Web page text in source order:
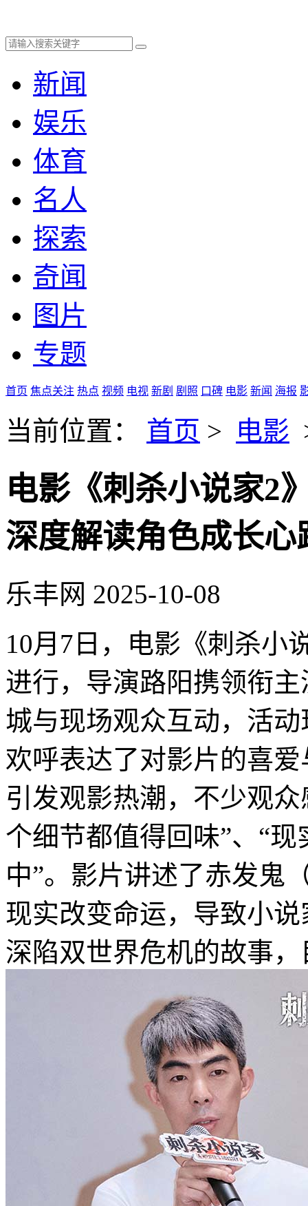
新闻
娱乐
体育
名人
探索
奇闻
图片
专题
首页 焦点关注 热点 视频 电视 新剧 剧照 口碑 电影 新闻 海报
当前位置： 首页 > 电影
电影《刺杀小说家2
深度解读角色成长心
乐丰网 2025-10-08
10月7日，电影《刺杀小
进行，导演路阳携领衔
城与现场观众互动，活
欢呼表达了对影片的喜
引发观影热潮，不少观
个细节都值得回味”、“
中”。影片讲述了赤发鬼
现实改变命运，导致小
深陷双世界危机的故事